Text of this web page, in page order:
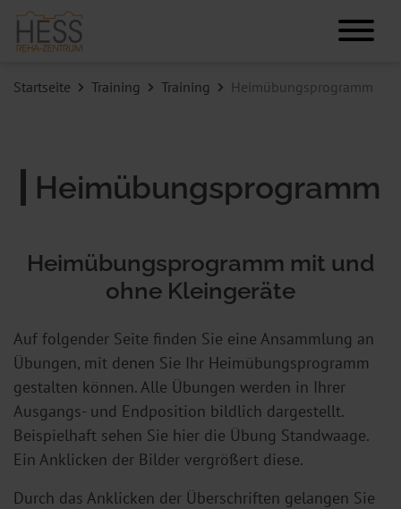
Startseite Training Training Heimübungsprogramm
Heimübungsprogramm
Heimübungsprogramm mit und
ohne Kleingeräte
Auf folgender Seite finden Sie eine Ansammlung an
Übungen, mit denen Sie Ihr Heimübungsprogramm
gestalten können. Alle Übungen werden in Ihrer
Ausgangs- und Endposition bildlich dargestellt.
Beispielhaft sehen Sie hier die Übung Standwaage.
Ein Anklicken der Bilder vergrößert diese.
Durch das Anklicken der Überschriften gelangen Sie